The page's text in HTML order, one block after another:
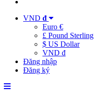
VND đ
Euro €
£ Pound Sterling
$ US Dollar
VND đ
Đăng nhập
Đăng ký